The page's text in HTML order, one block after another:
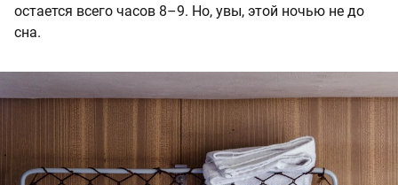
остается всего часов 8–9. Но, увы, этой ночью не до
сна.